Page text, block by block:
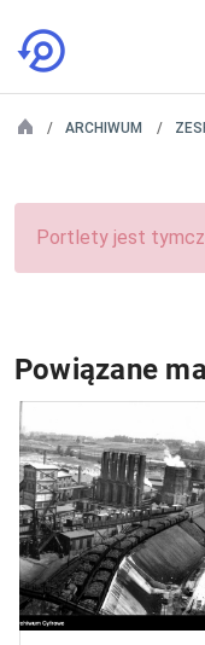
ARCHIWUM
Portlety jest
Powiązane